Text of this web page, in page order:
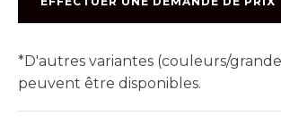
(12PCS)
*D'autres variantes (couleurs/
peuvent être disponibles.